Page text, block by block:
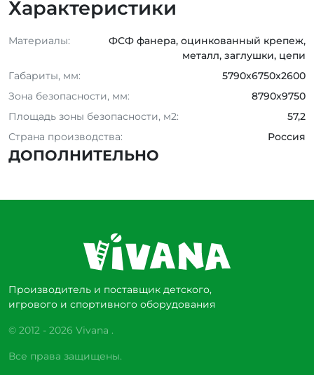
Характеристики
Материалы:
ФСФ фанера, оцинкованный крепеж,
металл, заглушки, цепи
Габариты, мм:
5790x6750x2600
Зона безопасности, мм:
8790x9750
Площадь зоны безопасности, м2:
57,2
Страна производства:
Россия
ДОПОЛНИТЕЛЬНО
Производитель и поставщик детского,
игрового и спортивного оборудования
© 2012 - 2026 Vivana .
Все права защищены.